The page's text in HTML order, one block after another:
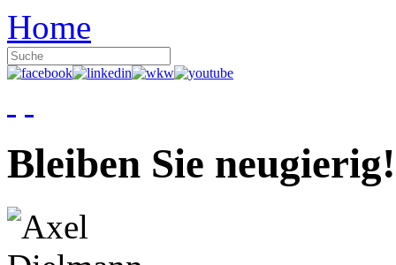
Home
Bleiben Sie neugierig!